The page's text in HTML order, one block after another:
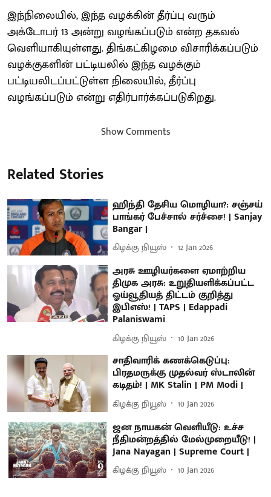
இந்நிலையில், இந்த வழக்கின் தீர்ப்பு வரும்
அக்டோபர் 13 அன்று வழங்கப்படும் என்ற தகவல்
வெளியாகியுள்ளது. திங்கட்கிழமை விசாரிக்கப்படும்
வழக்குகளின் பட்டியலில் இந்த வழக்கும்
பட்டியலிடப்பட்டுள்ள நிலையில், தீர்ப்பு
வழங்கப்படும் என்று எதிர்பார்க்கப்படுகிறது.
Show Comments
Related Stories
ஹிந்தி தேசிய மொழியா?: சஞ்சய்
பாங்கர் பேச்சால் சர்ச்சை! | Sanjay
Bangar |
கிழக்கு நியூஸ் 12 Jan 2026
அரசு ஊழியர்களை ஏமாற்றிய
திமுக அரசு: உறுதியளிக்கப்பட்ட
ஓய்வூதியத் திட்டம் குறித்து
இபிஎஸ்! | TAPS | Edappadi
Palaniswami
கிழக்கு நியூஸ் 10 Jan 2026
சாதிவாரிக் கணக்கெடுப்பு:
பிரதமருக்கு முதல்வர் ஸ்டாலின்
கடிதம்! | MK Stalin | PM Modi |
கிழக்கு நியூஸ் 10 Jan 2026
ஜன நாயகன் வெளியீடு: உச்ச
நீதிமன்றத்தில் மேல்முறையீடு! |
Jana Nayagan | Supreme Court |
கிழக்கு நியூஸ் 10 Jan 2026